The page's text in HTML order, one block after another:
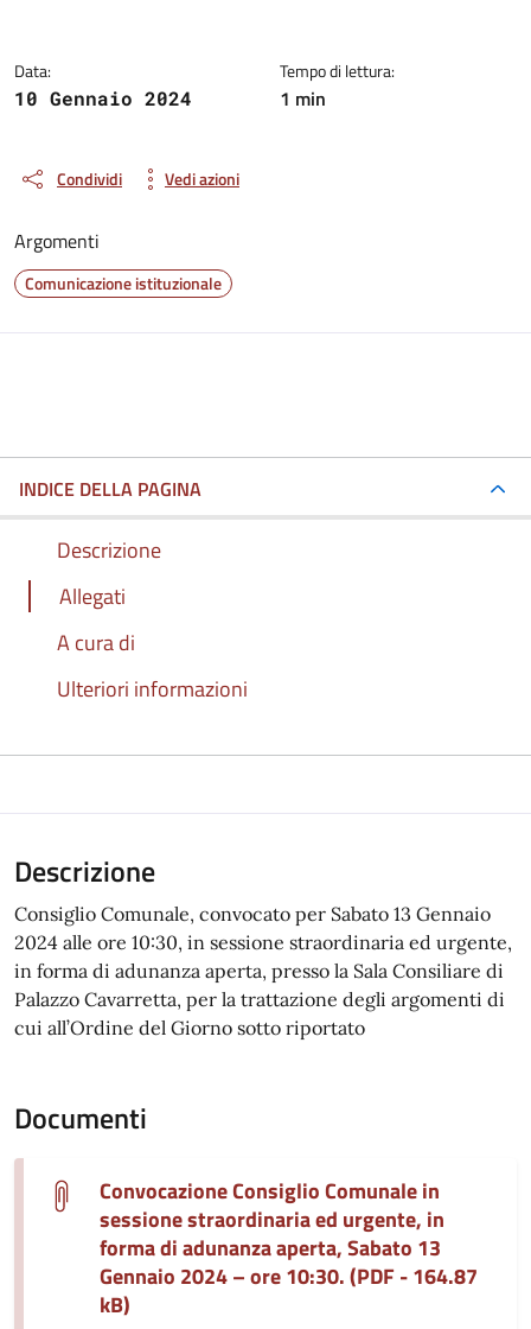
Data:
10 Gennaio 2024
Tempo di lettura:
1 min
Condividi Vedi azioni
Argomenti
Comunicazione istituzionale
INDICE DELLA PAGINA
Descrizione
Allegati
A cura di
Ulteriori informazioni
Descrizione
Consiglio Comunale, convocato per Sabato 13 Gennaio
2024 alle ore 10:30, in sessione straordinaria ed urgente,
in forma di adunanza aperta, presso la Sala Consiliare di
Palazzo Cavarretta, per la trattazione degli argomenti di
cui all’Ordine del Giorno sotto riportato
Documenti
Convocazione Consiglio Comunale in
sessione straordinaria ed urgente, in
forma di adunanza aperta, Sabato 13
Gennaio 2024 – ore 10:30. (PDF - 164.87
kB)